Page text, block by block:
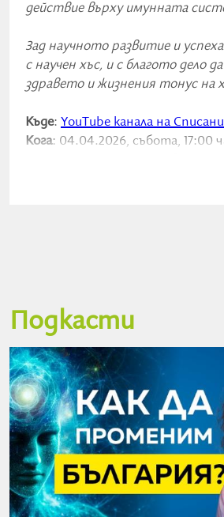
действие върху имунната
Зад научното развитие и
с научен хъс, и с благото дело
здравето и жизнения тонус на
Къде: YouTube канала на
Кога: 04.04.2026, събота, 17:00
Подкасти